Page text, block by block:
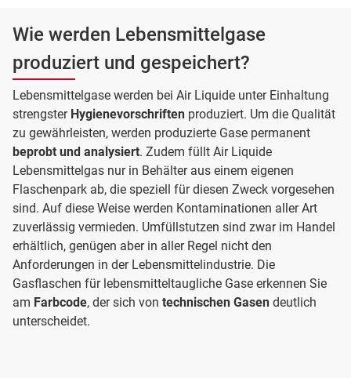
Wie werden Lebensmittelgase
produziert und gespeichert?
Lebensmittelgase werden bei Air Liquide unter Einhaltung
strengster Hygienevorschriften produziert. Um die Qualität
zu gewährleisten, werden produzierte Gase permanent
beprobt und analysiert. Zudem füllt Air Liquide
Lebensmittelgas nur in Behälter aus einem eigenen
Flaschenpark ab, die speziell für diesen Zweck vorgesehen
sind. Auf diese Weise werden Kontaminationen aller Art
zuverlässig vermieden. Umfüllstutzen sind zwar im Handel
erhältlich, genügen aber in aller Regel nicht den
Anforderungen in der Lebensmittelindustrie. Die
Gasflaschen für lebensmitteltaugliche Gase erkennen Sie
am Farbcode, der sich von technischen Gasen deutlich
unterscheidet.